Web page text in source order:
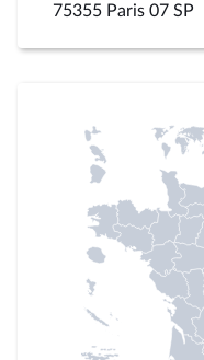
75355 Paris 07 SP